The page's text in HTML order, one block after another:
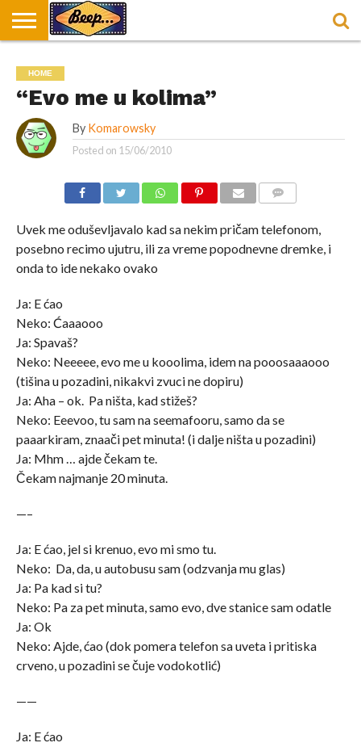
DORUČAK
U
BEOGRADU
SVAKODNEVICA
ENTERTAINMENT
LOKACIJE
ZA
DORUČAK
HRANA I
RECEPTI
NEPUSACKI
LOKALI
HOME
“Evo me u kolima”
By Komarowsky
Posted on 15/06/2010
Uvek me oduševljavalo kad sa nekim pričam telefonom,
posebno recimo ujutru, ili za vreme popodnevne dremke, i
onda to ide nekako ovako
Ja: E ćao
Neko: Ćaaaooo
Ja: Spavaš?
Neko: Neeeee, evo me u kooolima, idem na pooosaaaooo
(tišina u pozadini, nikakvi zvuci ne dopiru)
Ja: Aha – ok. Pa ništa, kad stižeš?
Neko: Eeevoo, tu sam na seemafooru, samo da se
paaarkiram, znaači pet minuta! (i dalje ništa u pozadini)
Ja: Mhm … ajde čekam te.
Čekam najmanje 20 minuta.
—–
Ja: E ćao, jel si krenuo, evo mi smo tu.
Neko: Da, da, u autobusu sam (odzvanja mu glas)
Ja: Pa kad si tu?
Neko: Pa za pet minuta, samo evo, dve stanice sam odatle
Ja: Ok
Neko: Ajde, ćao (dok pomera telefon sa uveta i pritiska
crveno, u pozadini se čuje vodokotlić)
——
Ja: E ćao